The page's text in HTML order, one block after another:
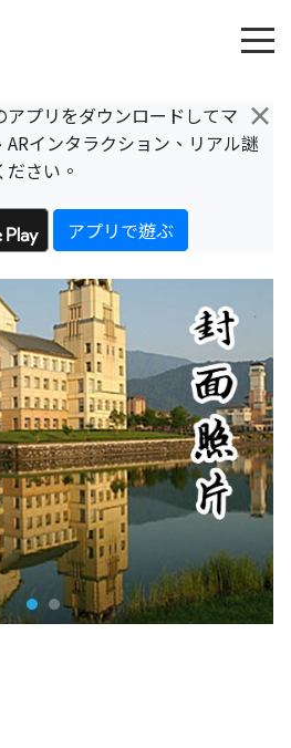
×
アプリをダウンロードしてマ
インタラクション、リアル謎
さい。
アプリで遊ぶ